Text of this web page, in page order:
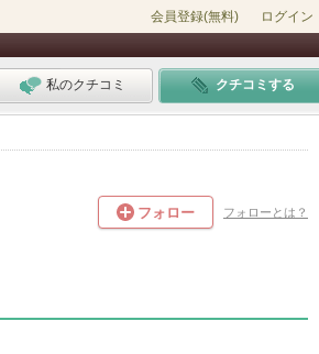
会員登録(無料) ログイン
私のクチコミ クチコミする
フォロー フォローとは？